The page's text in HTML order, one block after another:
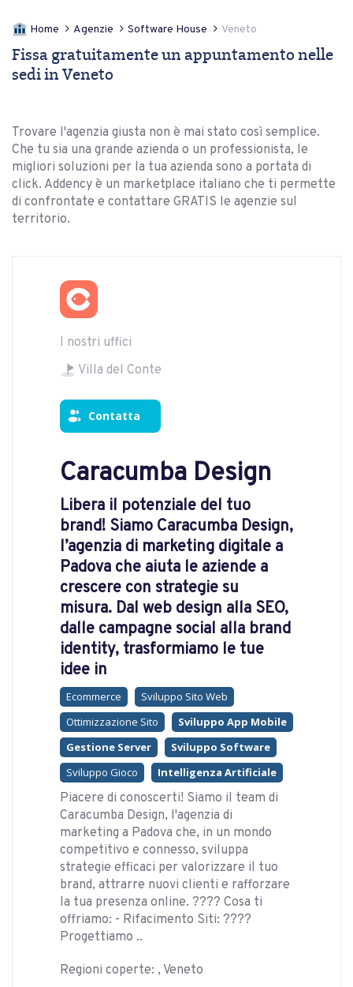
Home Agenzie Software House Veneto
Fissa gratuitamente un appuntamento nelle
sedi in Veneto
Trovare l'agenzia giusta non è mai stato così semplice.
Che tu sia una grande azienda o un professionista, le
migliori soluzioni per la tua azienda sono a portata di
click. Addency è un marketplace italiano che ti permette
di confrontate e contattare GRATIS le agenzie sul
territorio.
I nostri uffici
Villa del Conte
Contatta
Caracumba Design
Libera il potenziale del tuo
brand! Siamo Caracumba Design,
l’agenzia di marketing digitale a
Padova che aiuta le aziende a
crescere con strategie su
misura. Dal web design alla SEO,
dalle campagne social alla brand
identity, trasformiamo le tue
idee in
Ecommerce
Sviluppo Sito Web
Ottimizzazione Sito
Sviluppo App Mobile
Gestione Server
Sviluppo Software
Sviluppo Gioco
Intelligenza Artificiale
Piacere di conoscerti! Siamo il team di
Caracumba Design, l'agenzia di
marketing a Padova che, in un mondo
competitivo e connesso, sviluppa
strategie efficaci per valorizzare il tuo
brand, attrarre nuovi clienti e rafforzare
la tua presenza online. ???? Cosa ti
offriamo: - Rifacimento Siti: ????️
Progettiamo ..
Regioni coperte: , Veneto